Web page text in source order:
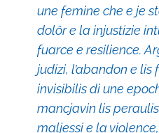
une femine che e je
dolôr e la injustizie
fuarce e resilience.
judizi, l’abandon e lis
invisibilis di une
mancjavin lis
maljessi e la